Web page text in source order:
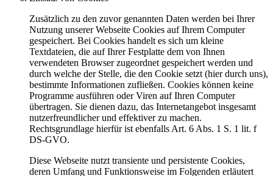
Zusätzlich zu den zuvor genannten Daten werden bei Ihrer
Nutzung unserer Webseite Cookies auf Ihrem Computer
gespeichert. Bei Cookies handelt es sich um kleine
Textdateien, die auf Ihrer Festplatte dem von Ihnen
verwendeten Browser zugeordnet gespeichert werden und
durch welche der Stelle, die den Cookie setzt (hier durch uns),
bestimmte Informationen zufließen. Cookies können keine
Programme ausführen oder Viren auf Ihren Computer
übertragen. Sie dienen dazu, das Internetangebot insgesamt
nutzerfreundlicher und effektiver zu machen.
Rechtsgrundlage hierfür ist ebenfalls Art. 6 Abs. 1 S. 1 lit. f
DS-GVO.
Diese Webseite nutzt transiente und persistente Cookies,
deren Umfang und Funktionsweise im Folgenden erläutert